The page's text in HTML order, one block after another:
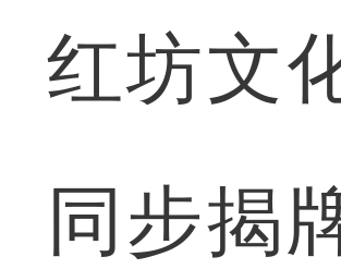
红坊文
同步揭